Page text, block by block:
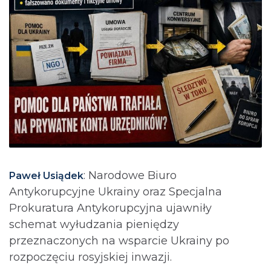
Paweł Usiądek: Narodowe Biuro
Antykorupcyjne Ukrainy oraz Specjalna
Prokuratura Antykorupcyjna ujawniły
schemat wyłudzania pieniędzy
przeznaczonych na wsparcie Ukrainy po
rozpoczęciu rosyjskiej inwazji.